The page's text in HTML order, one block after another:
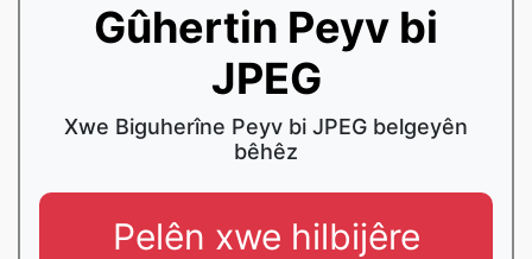
Gûhertin Peyv bi
JPEG
Xwe Biguherîne Peyv bi JPEG belgeyên
bêhêz
Pelên xwe hilbijêre